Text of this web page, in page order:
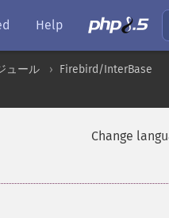
Help
ュール
Firebird/InterBase
Change